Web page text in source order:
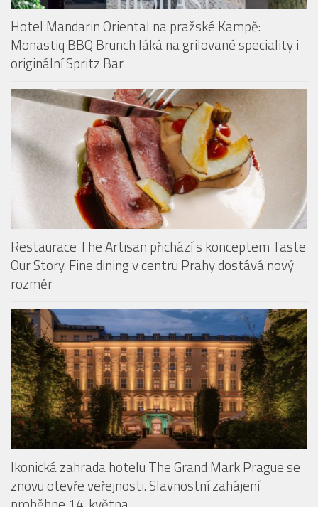
Restaurace The Artisan přichází s konceptem Taste
Our Story. Fine dining v centru Prahy dostává nový
Ikonická zahrada hotelu The Grand Mark Prague se
znovu otevře veřejnosti. Slavnostní zahájení
proběhne 14. května
PODCAST: CHUŤ LÉTA V RESTAURACI THE ARTISAN